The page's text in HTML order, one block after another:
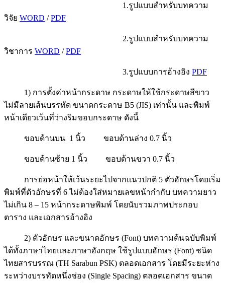
1.รูปแบบสำหรับบทความ
วิจัย WORD /PDF
2.รูปแบบสำหรับบทความ
วิชาการ WORD /PDF
3.รูปแบบการอ้างอิง PDF
1) การตั้งค่าหน้ากระดาษ กระดาษให้ใช้กระดาษสีขาว
ไม่มีลายเส้นบรรทัด ขนาดกระดาษ B5 (JIS) เท่านั้น และพิมพ์
หน้าเดียวเว้นที่ว่างริมขอบกระดาษ ดังนี้
ขอบด้านบน 1 นิ้ว ขอบด้านล่าง 0.7 นิ้ว
ขอบด้านซ้าย 1 นิ้ว ขอบด้านขวา 0.7 นิ้ว
การย่อหน้าให้เว้นระยะไปจากแนวปกติ 5 ตัวอักษรโดยเริ่ม
พิมพ์ที่ตัวอักษรที่ 6 ไม่ต้องใส่หมายเลขหน้ากำกับ บทความยาว
ไม่เกิน 8 – 15 หน้ากระดาษพิมพ์ โดยนับรวมภาพประกอบ
ตาราง และเอกสารอ้างอิง
2) ตัวอักษร และขนาดอักษร (Font) บทความต้นฉบับพิมพ์
ได้ทั้งภาษาไทยและภาษาอังกฤษ ใช้รูปแบบอักษร (Font) ชนิด
ไทยสารบรรณ (TH Sarabun PSK) ตลอดเอกสาร โดยมีระยะห่าง
ระหว่างบรรทัดหนึ่งช่อง (Single Spacing) ตลอดเอกสาร ขนาด